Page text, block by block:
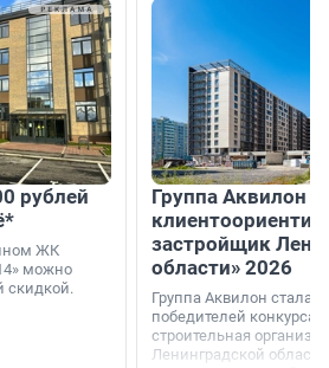
рублей
ЖК
можно
скидкой.
Группа Аквилон
застройщик
области» 2026
Группа Аквилон стала
победителей конкурса
строительная
Ленинградской области